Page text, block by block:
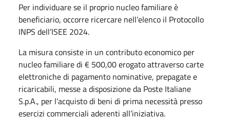
Per individuare se il proprio nucleo familiare è
beneficiario, occorre ricercare nell’elenco il Protocollo
INPS dell’ISEE 2024.
La misura consiste in un contributo economico per
nucleo familiare di € 500,00 erogato attraverso carte
elettroniche di pagamento nominative, prepagate e
ricaricabili, messe a disposizione da Poste Italiane
S.p.A., per l’acquisto di beni di prima necessità presso
esercizi commerciali aderenti all’iniziativa.